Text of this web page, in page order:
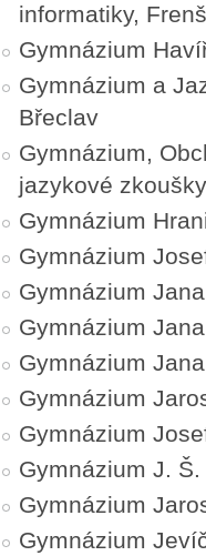
informatiky,
Gymnázium
Gymnázium a
Břeclav
Gymnázium,
jazykové
Gymnázium
Gymnázium
Gymnázium
Gymnázium
Gymnázium
Gymnázium
Gymnázium
Gymnázium J.
Gymnázium
Gymnázium